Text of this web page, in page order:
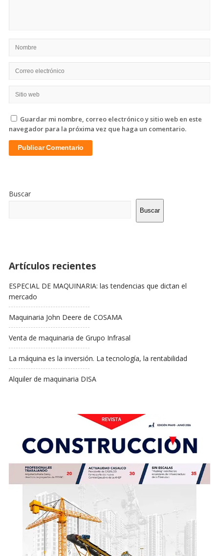
Guardar mi nombre, correo electrónico y sitio web en este
navegador para la próxima vez que haga un comentario.
La
Lateral
Buscar
Buscar
Artículos recientes
ESPECIAL DE MAQUINARIA: las tendencias que dictan el
mercado
Maquinaria John Deere de COSAMA
Venta de maquinaria de Grupo Infrasal
La máquina es la inversión. La tecnología, la rentabilidad
Alquiler de maquinaria DISA